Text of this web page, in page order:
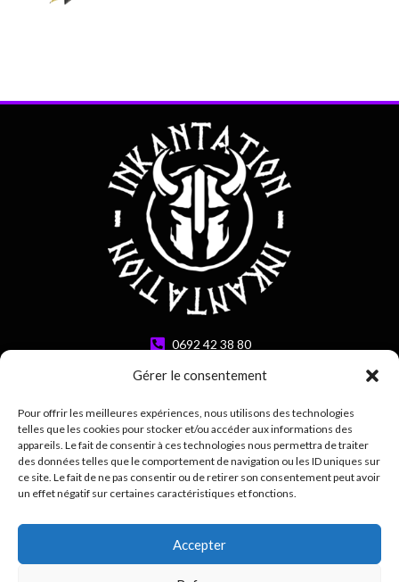
Gérer le consentement
Pour offrir les meilleures expériences, nous utilisons des technologies
telles que les cookies pour stocker et/ou accéder aux informations des
appareils. Le fait de consentir à ces technologies nous permettra de traiter
des données telles que le comportement de navigation ou les ID uniques sur
ce site. Le fait de ne pas consentir ou de retirer son consentement peut avoir
un effet négatif sur certaines caractéristiques et fonctions.
Accepter
0692 42 38 80
contact@inkantation.re
Suivez-nous sur
Mentions légales